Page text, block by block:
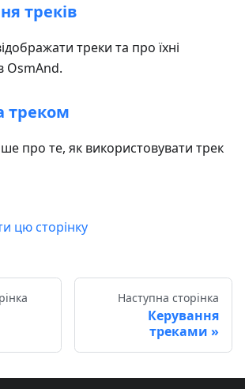
треків
треки та про їхні
OsmAnd.
треком
про те, як використовувати трек
цю сторінку
Наступна сторінка
Керування
треками